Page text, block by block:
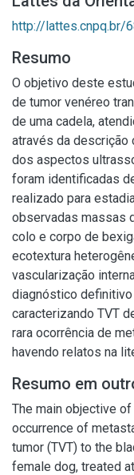
http://lattes.cnpq.br/
Resumo
O objetivo deste
de tumor venéreo
de uma cadela,
através da
dos aspectos
foram identificadas
realizado para
observadas massas
colo e corpo de
ecotextura
vascularização
diagnóstico
caracterizando TVT
rara ocorrência de
havendo relatos na
Resumo em
The main objective
occurrence of
tumor (TVT) to the
female dog, treated